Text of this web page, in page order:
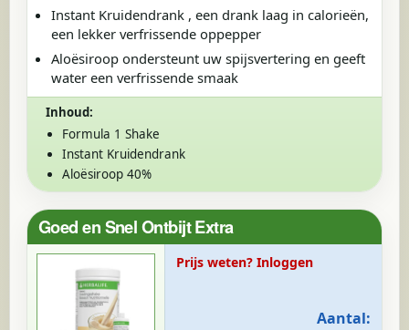
Instant Kruidendrank , een drank laag in calorieën,
een lekker verfrissende oppepper
Aloësiroop ondersteunt uw spijsvertering en geeft
water een verfrissende smaak
Inhoud:
Formula 1 Shake
Instant Kruidendrank
Aloësiroop 40%
Goed en Snel Ontbijt Extra
Prijs weten? Inloggen
Aantal: